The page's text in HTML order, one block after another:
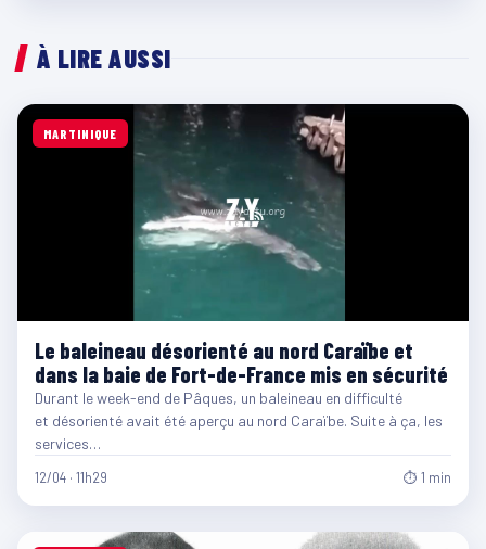
À LIRE AUSSI
MARTINIQUE
Le baleineau désorienté au nord Caraïbe et
dans la baie de Fort-de-France mis en sécurité
Durant le week-end de Pâques, un baleineau en difficulté
et désorienté avait été aperçu au nord Caraïbe. Suite à ça, les
services…
12/04 · 11h29 ⏱ 1 min